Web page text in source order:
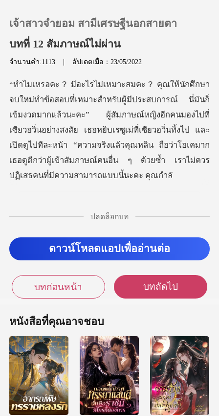
เติมเงิน
ประวัติการอ่าน
ออกจากระบบ
เจ้าสาวจำยอม สามีเศรษฐีนอกสายตา
บทที่ 12 สัมภาษณ์ไม่ผ่าน
จำนวนคำ:1113 | อัปเดตเมื่อ：23/05/2022
ะ” ผู้สัมภาษณ์หญิงอีกคนมองไปที่
เซียวอวิ่นอย่างสงสัย เธอหยิบเรซูเม่ที่เซียวอวิ่นทิ้งไป และ
เปิดดูไปทีละหน้า “ความจริงแ
ปลดล็อกบท
ดาวน์โหลดแอปเพื่ออ่านต่อ
บทก่อนหน้า บทถัดไป
หนังสือที่คุณอาจชอบ